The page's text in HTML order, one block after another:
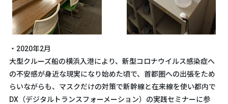
・2020年2月
大型クルーズ船の横浜入港により、新型コロナウイルス感染症へ
の不安感が身近な現実になり始めた頃で、首都圏への出張をため
らいながらも、マスクだけの対策で新幹線と在来線を使い都内で
DX（デジタルトランスフォーメーション）の実践セミナーに参